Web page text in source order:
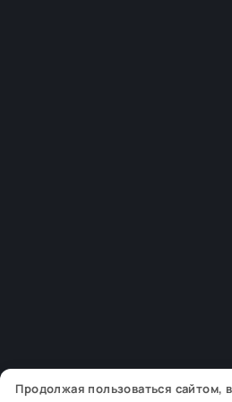
Продолжая пользоваться сайтом,